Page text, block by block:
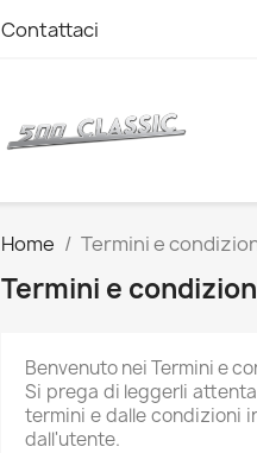
Contattaci
Home Termini e
Termini e
Benvenuto nei Termini e
Si prega di leggerli
termini e dalle condizioni
dall'utente.